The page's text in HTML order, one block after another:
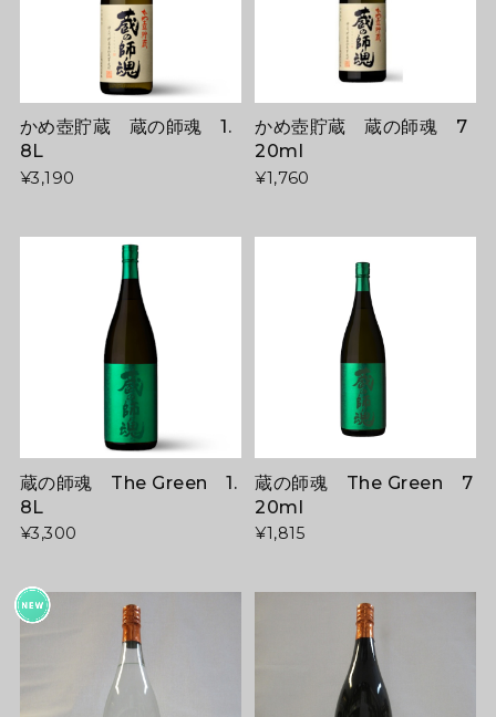
かめ壺貯蔵 蔵の師魂 1.
8L
¥3,190
かめ壺貯蔵 蔵の師魂 7
20ml
¥1,760
蔵の師魂 The Green 1.
8L
¥3,300
蔵の師魂 The Green 7
20ml
¥1,815